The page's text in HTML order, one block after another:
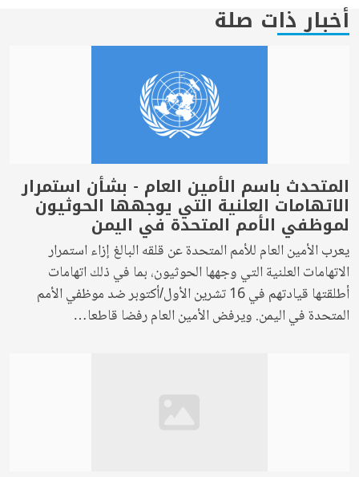
أخبار ذات صلة
المتحدث باسم الأمين العام - بشأن استمرار
الاتهامات العلنية التي يوجهها الحوثيون
لموظفي الأمم المتحدة في اليمن
يعرب الأمين العام للأمم المتحدة عن قلقه البالغ إزاء استمرار
الاتهامات العلنية التي وجهها الحوثيون، بما في ذلك اتهامات
أطلقتها قيادتهم في 16 تشرين الأول/أكتوبر ضد موظفي الأمم
المتحدة في اليمن. ويرفض الأمين العام رفضا قاطعا…